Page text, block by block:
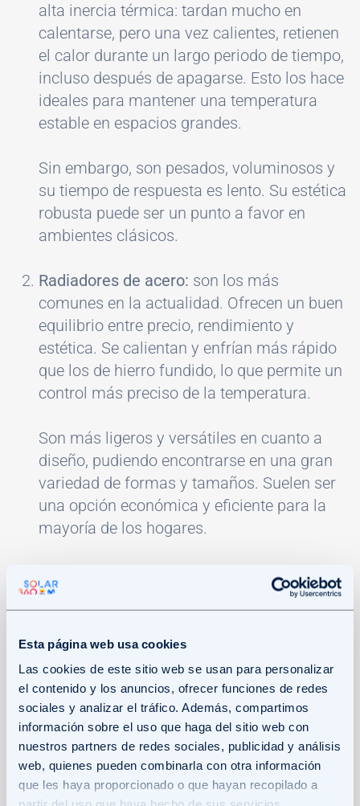
Esta página web usa cookies
Las cookies de este sitio web se usan para personalizar
el contenido y los anuncios, ofrecer funciones de redes
sociales y analizar el tráfico. Además, compartimos
información sobre el uso que haga del sitio web con
nuestros partners de redes sociales, publicidad y análisis
web, quienes pueden combinarla con otra información
que les haya proporcionado o que hayan recopilado a
alta inercia térmica: tardan mucho en
calentarse, pero una vez calientes, retienen
el calor durante un largo periodo de tiempo,
incluso después de apagarse. Esto los hace
ideales para mantener una temperatura
estable en espacios grandes.
Sin embargo, son pesados, voluminosos y
su tiempo de respuesta es lento. Su estética
robusta puede ser un punto a favor en
ambientes clásicos.
Radiadores de acero: son los más
comunes en la actualidad. Ofrecen un buen
equilibrio entre precio, rendimiento y
estética. Se calientan y enfrían más rápido
que los de hierro fundido, lo que permite un
control más preciso de la temperatura.
Son más ligeros y versátiles en cuanto a
diseño, pudiendo encontrarse en una gran
variedad de formas y tamaños. Suelen ser
una opción económica y eficiente para la
mayoría de los hogares.
destacan por su
ligereza y su excelente conductividad
son muy eficientes, especialmente en
sistemas de baja temperatura como la
aerotermia. Su rápida respuesta los hace
ideales para habitaciones que necesitan
calentarse rápidamente o para sistemas
con termostatos programables que ajustan
la temperatura con frecuencia.